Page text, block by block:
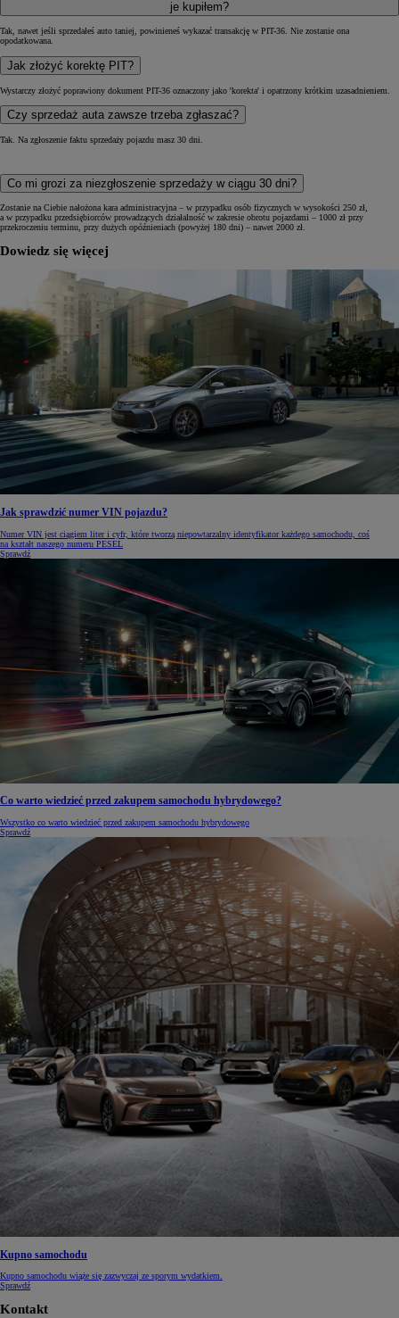
je kupiłem?
Tak, nawet jeśli sprzedałeś auto taniej, powinieneś wykazać transakcję w PIT-36. Nie zostanie ona
opodatkowana.
Jak złożyć korektę PIT?
Wystarczy złożyć poprawiony dokument PIT-36 oznaczony jako 'korekta' i opatrzony krótkim uzasadnieniem.
Czy sprzedaż auta zawsze trzeba zgłaszać?
Tak. Na zgłoszenie faktu sprzedaży pojazdu masz 30 dni.
Co mi grozi za niezgłoszenie sprzedaży w ciągu 30 dni?
Zostanie na Ciebie nałożona kara administracyjna – w przypadku osób fizycznych w wysokości 250 zł,
a w przypadku przedsiębiorców prowadzących działalność w zakresie obrotu pojazdami – 1000 zł przy
przekroczeniu terminu, przy dużych opóźnieniach (powyżej 180 dni) – nawet 2000 zł.
Dowiedz się więcej
Jak sprawdzić numer VIN pojazdu?
Numer VIN jest ciągiem liter i cyfr, które tworzą niepowtarzalny identyfikator każdego samochodu, coś
na kształt naszego numeru PESEL
Sprawdź
Co warto wiedzieć przed zakupem samochodu hybrydowego?
Wszystko co warto wiedzieć przed zakupem samochodu hybrydowego
Sprawdź
Kupno samochodu
Kupno samochodu wiąże się zazwyczaj ze sporym wydatkiem.
Sprawdź
Kontakt